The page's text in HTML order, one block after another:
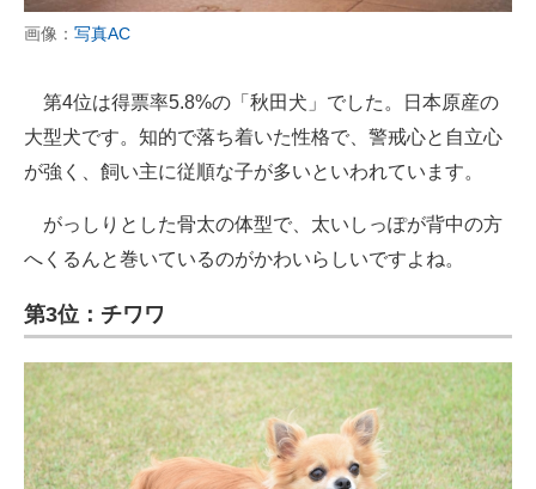
画像： 写真AC
第4位は得票率5.8%の「秋田犬」でした。日本原産の
大型犬です。知的で落ち着いた性格で、警戒心と自立心
が強く、飼い主に従順な子が多いといわれています。
がっしりとした骨太の体型で、太いしっぽが背中の方
へくるんと巻いているのがかわいらしいですよね。
第3位：チワワ